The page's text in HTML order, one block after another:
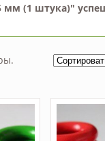
мм (1 штука)"